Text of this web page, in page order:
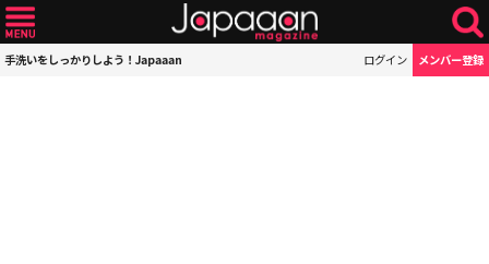
手洗いをしっかりしよう！Japaaan ログイン メンバー登録